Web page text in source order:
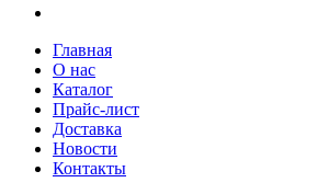
Главная
О нас
Каталог
Прайс-лист
Доставка
Новости
Контакты